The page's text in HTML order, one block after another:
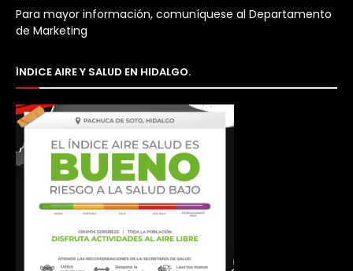
Para mayor información, comuníquese al Departamento
de Marketing
ÍNDICE AIRE Y SALUD EN HIDALGO.